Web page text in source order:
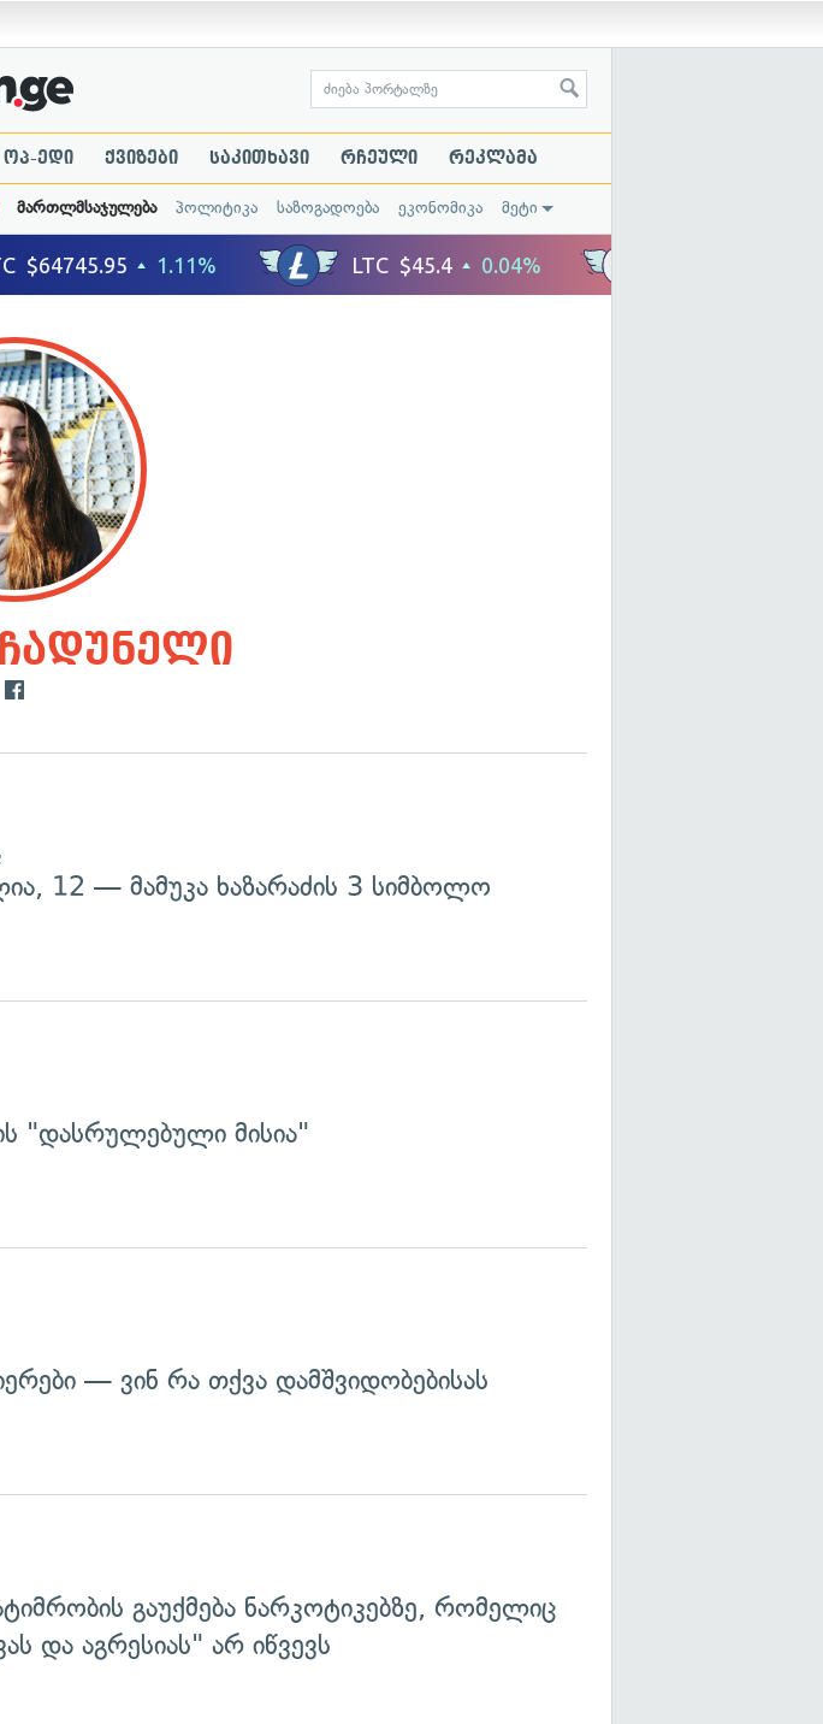
ოპ-ედი ქვიზები საკითხავი რჩეული რეკლამა
მართლმსაჯულება პოლიტიკა საზოგადოება ეკონომიკა მეტი
12 — მამუკა ხაზარაძის 3 სიმბოლო
"დასრულებული მისია"
— ვინ რა თქვა დამშვიდობებისას
გაუქმება ნარკოტიკებზე, რომელიც
და აგრესიას" არ იწვევს